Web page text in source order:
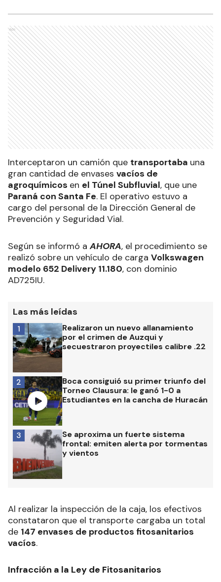
Ads
Interceptaron un camión que transportaba una
gran cantidad de envases vacíos de
agroquímicos en el Túnel Subfluvial, que une
Paraná con Santa Fe. El operativo estuvo a
cargo del personal de la Dirección General de
Prevención y Seguridad Vial.
Según se informó aAHORA, el procedimiento se
realizó sobre un vehículo de carga Volkswagen
modelo 652 Delivery 11.180, con dominio
AD725IU.
Las más leídas
Realizaron un nuevo allanamiento
por el crimen de Auzqui y
secuestraron proyectiles calibre .22
1
Boca consiguió su primer triunfo del
Torneo Clausura: le ganó 1-0 a
Estudiantes en la cancha de Huracán
2
Se aproxima un fuerte sistema
frontal: emiten alerta por tormentas
y vientos
3
Al realizar la inspección de la caja, los efectivos
constataron que el transporte cargaba un total
de 147 envases de productos fitosanitarios
vacíos.
Infracción a la Ley de Fitosanitarios